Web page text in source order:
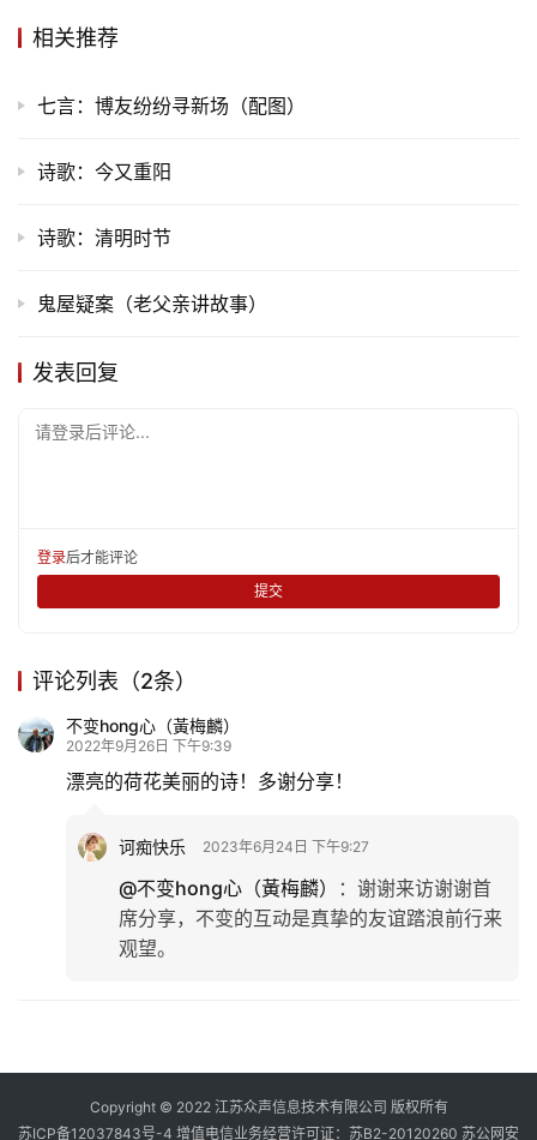
相关推荐
七言：博友纷纷寻新场（配图）
诗歌：今又重阳
诗歌：清明时节
鬼屋疑案（老父亲讲故事）
发表回复
请登录后评论...
登录后才能评论
提交
评论列表（2条）
不变hong心（黃梅麟）
2022年9月26日 下午9:39
漂亮的荷花美丽的诗！多谢分享！
诃痴快乐 2023年6月24日 下午9:27
@不变hong心（黃梅麟） ： 谢谢来访谢谢首
席分享，不变的互动是真挚的友谊踏浪前行来
观望。
Copyright © 2022 江苏众声信息技术有限公司 版权所有
苏ICP备12037843号-4 增值电信业务经营许可证：苏B2-20120260 苏公网安